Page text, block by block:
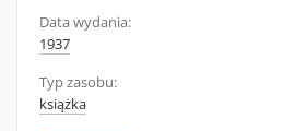
Data wydania:
1937
Typ zasobu:
książka